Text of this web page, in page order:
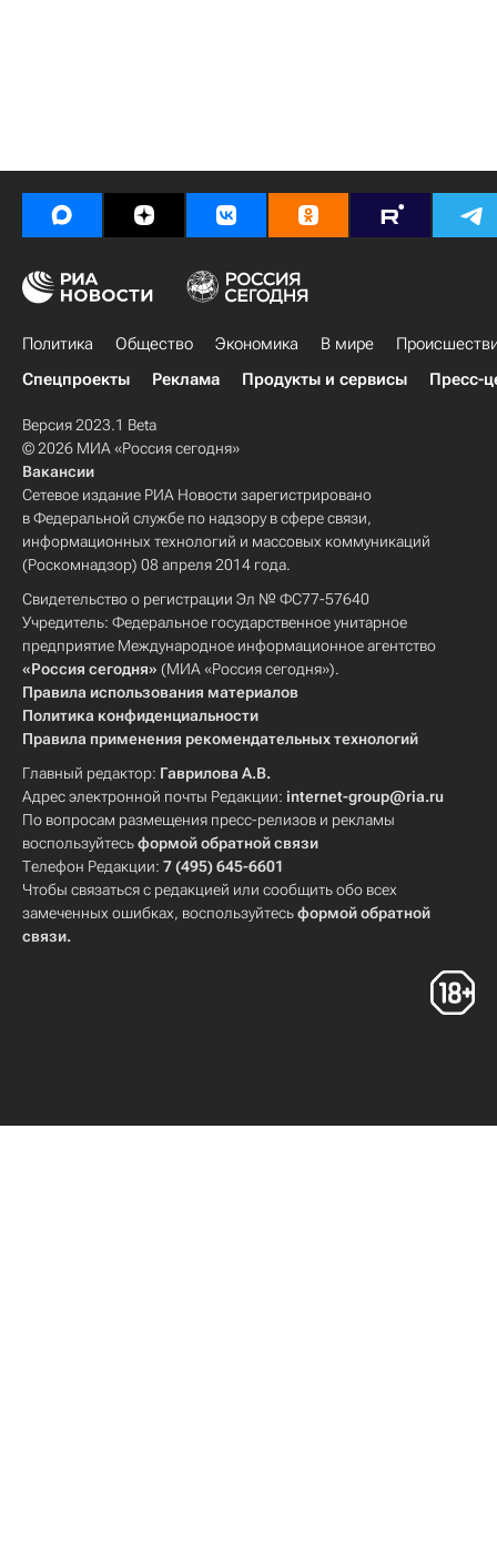
Политика Общество Экономика В мире
Спецпроекты
Реклама Продукты и сервисы Пресс-
Версия 2023.1 Beta
© 2026 МИА «Россия сегодня»
Вакансии
Сетевое издание РИА Новости зарегистрировано
в Федеральной службе по надзору в сфере связи,
информационных технологий и массовых коммуникаций
(Роскомнадзор) 08 апреля 2014 года.
Свидетельство о регистрации Эл № ФС77-57640
Учредитель: Федеральное государственное унитарное
предприятие Международное информационное агентство
«Россия сегодня» (МИА «Россия сегодня»).
Правила использования материалов
Политика конфиденциальности
Правила применения рекомендательных технологий
Главный редактор: Гаврилова А.В.
Адрес электронной почты Редакции: internet-group@ria.ru
По вопросам размещения пресс-релизов и рекламы
воспользуйтесьформой обратной связи
Телефон Редакции: 7 (495) 645-6601
Чтобы связаться с редакцией или сообщить обо всех
замеченных ошибках, воспользуйтесьформой обратной
связи.